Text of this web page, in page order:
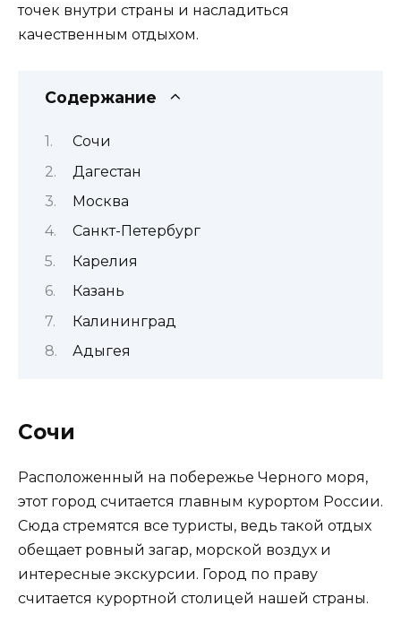
точек внутри страны и насладиться
качественным отдыхом.
Содержание
Сочи
Дагестан
Москва
Санкт-Петербург
Карелия
Казань
Калининград
Адыгея
Сочи
Расположенный на побережье Черного моря,
этот город считается главным курортом России.
Сюда стремятся все туристы, ведь такой отдых
обещает ровный загар, морской воздух и
интересные экскурсии. Город по праву
считается курортной столицей нашей страны.